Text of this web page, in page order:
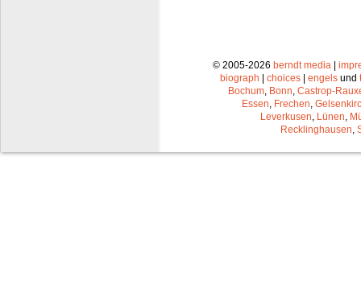
© 2005-2026 berndt media|
biograph
choices engels und
Bochum, Bonn, Castrop-
Essen, Frechen,
Leverkusen, Lünen,
Recklinghausen,